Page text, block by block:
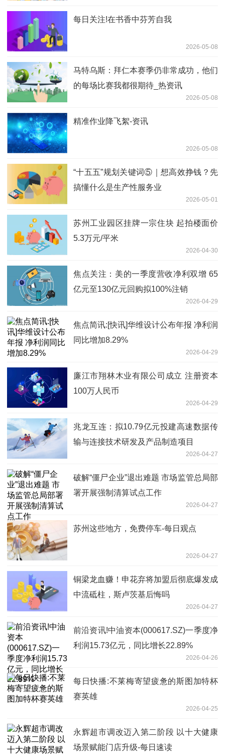
每日关注!在书香中芬芳自我
2026-05-08
马特乌斯：拜仁本赛季仍非常成功，他们
的每场比赛我都很期待_热资讯
2026-05-08
精准作业降飞絮-资讯
2026-05-08
“十五五”规划关键词⑤｜想高效挣钱？先
搞懂什么是生产性服务业
2026-05-01
苏州工业园区挂牌一宗住块 起拍楼面价
5.3万元/平米
2026-04-30
焦点关注：美的一季度营收净利双增 65
亿元至130亿元回购拟100%注销
2026-04-29
焦点简讯:[快讯]华维设计公布年报 净利润
同比增加8.29%
2026-04-29
廉江市翔林木业有限公司成立 注册资本
100万人民币
2026-04-29
兆龙互连：拟10.79亿元投建高速数据传
输与连接技术研发及产品制造项目
2026-04-27
破解“僵尸企业”退出难题 市场监管总局部
署开展强制清算试点工作
2026-04-27
苏州这些地方，免费停车-每日观点
2026-04-27
铜梁龙血赚！申花弃将加盟后彻底爆发成
中流砥柱，斯卢茨基后悔吗
2026-04-27
前沿资讯!中油资本(000617.SZ)一季度净
利润15.73亿元，同比增长22.89%
2026-04-26
每日快播:不莱梅寄望疲惫的斯图加特杯
赛英雄
2026-04-25
永辉超市调改迈入第二阶段 以十大健康
场景赋能门店升级-每日速读